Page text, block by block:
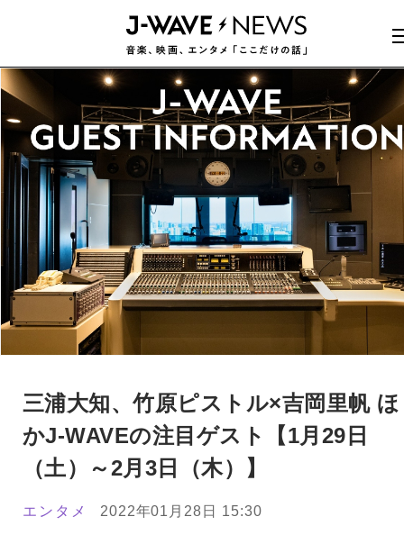
三浦大知、竹原ピストル×吉岡里帆 ほ
かJ-WAVEの注目ゲスト【1月29日
（土）～2月3日（木）】
エンタメ 2022年01月28日 15:30